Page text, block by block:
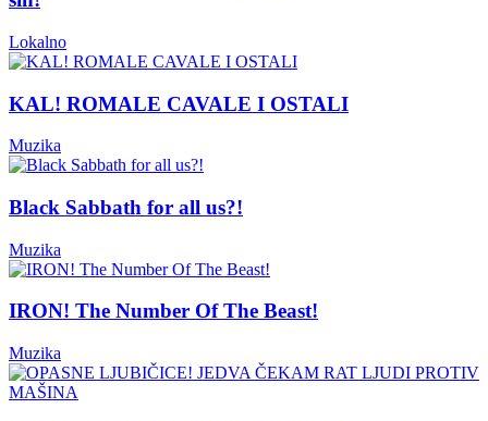
Lokalno
KAL! ROMALE CAVALE I OSTALI
Muzika
Black Sabbath for all us?!
Muzika
IRON! The Number Of The Beast!
Muzika